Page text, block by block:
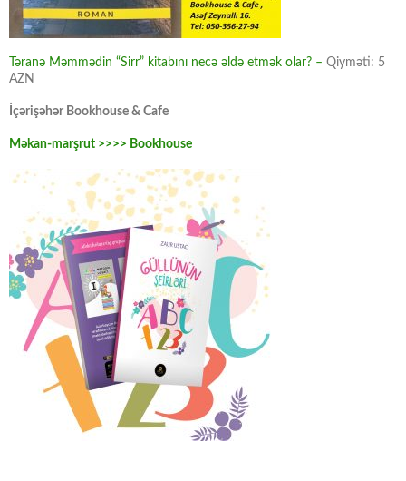
Təranə Məmmədin “Sirr” kitabını necə əldə etmək olar? – Qiyməti: 5
AZN
İçərişəhər Bookhouse & Cafe
Məkan-marşrut >>>> Bookhouse